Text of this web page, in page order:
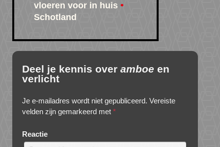
vloeren voor in huis
Schotland
Deel je kennis over amboe en
verlicht
Je e-mailadres wordt niet gepubliceerd. Vereiste
velden zijn gemarkeerd met *
Reactie